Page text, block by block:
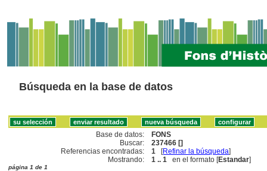
Búsqueda en la base de datos
Base de datos:
FONS
Buscar:
237466 []
Referencias encontradas:
1 [Refinar la búsqueda]
Mostrando:
1 .. 1 en el formato [Estandar]
página 1 de 1